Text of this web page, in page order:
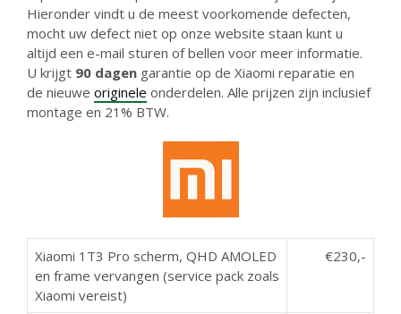
Hieronder vindt u de meest voorkomende defecten,
mocht uw defect niet op onze website staan kunt u
altijd een e-mail sturen of bellen voor meer informatie.
U krijgt 90 dagen garantie op de Xiaomi reparatie en
de nieuwe originele onderdelen. Alle prijzen zijn inclusief
montage en 21% BTW.
Xiaomi 1T3 Pro scherm, QHD AMOLED
en frame vervangen (service pack zoals
Xiaomi vereist)
€230,-